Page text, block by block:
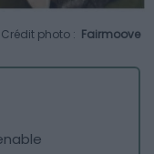
Crédit photo : Fairmoove